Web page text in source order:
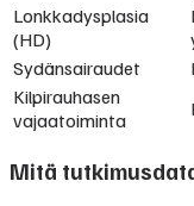
Lonkkadysplasia
(HD)
Sydänsairaudet
Kilpirauhasen
vajaatoiminta
Mitä